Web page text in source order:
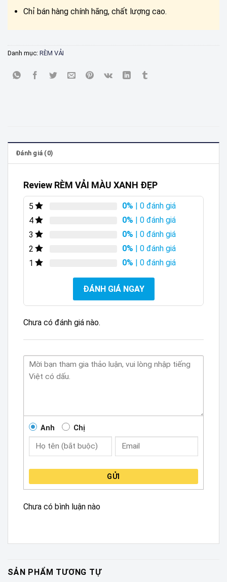
Chỉ bán hàng chính hãng, chất lượng cao.
Danh mục: RÈM VẢI
Đánh giá (0)
Review RÈM VẢI MÀU XANH ĐẸP
5 0% | 0 đánh giá
4
0% | 0 đánh giá
3
0% | 0 đánh giá
2
0% | 0 đánh giá
1
0% | 0 đánh giá
ĐÁNH GIÁ NGAY
Chưa có đánh giá nào.
Anh Chị
GỬI
Chưa có bình luận nào
SẢN PHẨM TƯƠNG TỰ